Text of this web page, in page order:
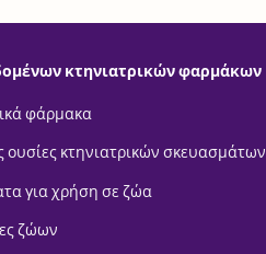
κτηνιατρικών φαρμάκων
φάρμακα
ουσίες κτηνιατρικών σκευασμάτων
για χρήση σε ζώα
ζώων